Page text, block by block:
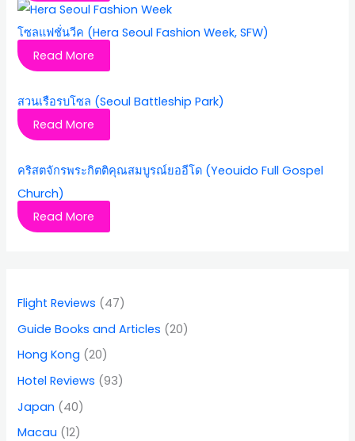
โซลแฟชั่นวีค (Hera Seoul Fashion Week, SFW)
Read More
สวนเรือรบโซล (Seoul Battleship Park)
Read More
คริสตจักรพระกิตติคุณสมบูรณ์ยออีโด (Yeouido Full Gospel
Church)
Read More
Flight Reviews (47)
Guide Books and Articles (20)
Hong Kong (20)
Hotel Reviews (93)
Japan (40)
Macau (12)